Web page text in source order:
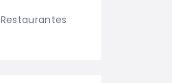
Restaurantes